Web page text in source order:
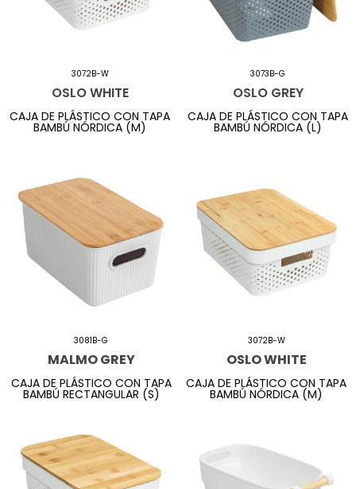
3072B-W
OSLO WHITE
CAJA DE PLÁSTICO CON TAPA
BAMBÚ NÓRDICA (M)
3073B-G
OSLO GREY
CAJA DE PLÁSTICO CON TAPA
BAMBÚ NÓRDICA (L)
3081B-G
MALMO GREY
CAJA DE PLÁSTICO CON TAPA
BAMBÚ RECTANGULAR (S)
3072B-W
OSLO WHITE
CAJA DE PLÁSTICO CON TAPA
BAMBÚ NÓRDICA (M)